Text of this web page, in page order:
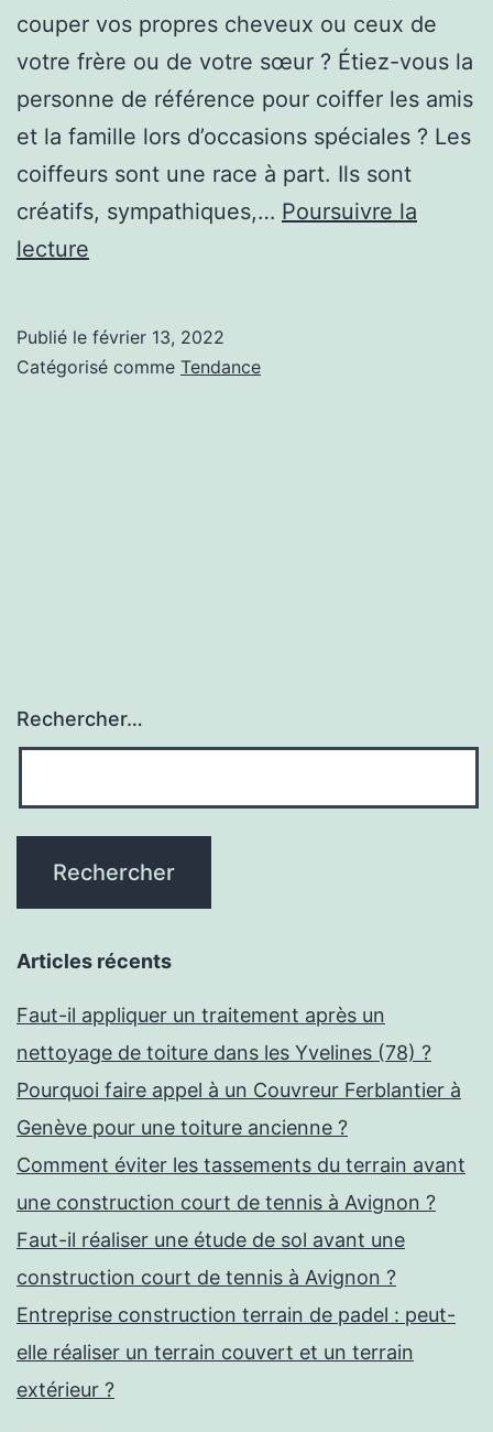
couper vos propres cheveux ou ceux de
votre frère ou de votre sœur ? Étiez-vous la
personne de référence pour coiffer les amis
et la famille lors d’occasions spéciales ? Les
coiffeurs sont une race à part. Ils sont
créatifs, sympathiques,… Poursuivre la
lecture
D’UN
BARBIER
Publié le février 13, 2022
Catégorisé comme Tendance
Rechercher…
Articles récents
Faut-il appliquer un traitement après un
nettoyage de toiture dans les Yvelines (78) ?
Pourquoi faire appel à un Couvreur Ferblantier à
Genève pour une toiture ancienne ?
Comment éviter les tassements du terrain avant
une construction court de tennis à Avignon ?
Faut-il réaliser une étude de sol avant une
construction court de tennis à Avignon ?
Entreprise construction terrain de padel : peut-
elle réaliser un terrain couvert et un terrain
extérieur ?